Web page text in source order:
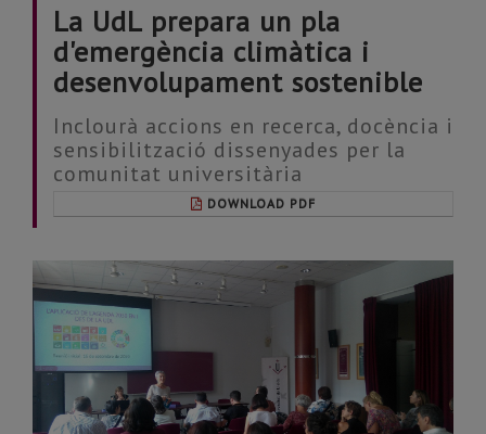
La UdL prepara un pla
d'emergència climàtica i
desenvolupament sostenible
Inclourà accions en recerca, docència i
sensibilització dissenyades per la
comunitat universitària
DOWNLOAD PDF